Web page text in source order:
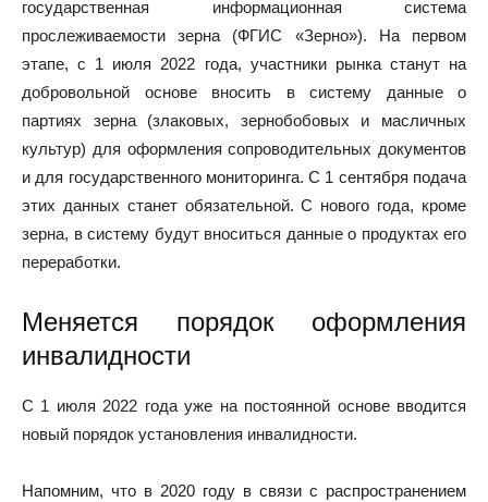
государственная информационная система
прослеживаемости зерна (ФГИС «Зерно»). На первом
этапе, с 1 июля 2022 года, участники рынка станут на
добровольной основе вносить в систему данные о
партиях зерна (злаковых, зернобобовых и масличных
культур) для оформления сопроводительных документов
и для государственного мониторинга. С 1 сентября подача
этих данных станет обязательной. С нового года, кроме
зерна, в систему будут вноситься данные о продуктах его
переработки.
Меняется порядок оформления
инвалидности
С 1 июля 2022 года уже на постоянной основе вводится
новый порядок установления инвалидности.
Напомним, что в 2020 году в связи с распространением